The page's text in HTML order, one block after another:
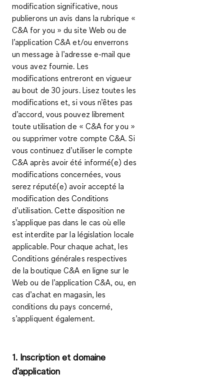
modification significative, nous
publierons un avis dans la rubrique «
C&A for you » du site Web ou de
l’application C&A et/ou enverrons
un message à l’adresse e-mail que
vous avez fournie. Les
modifications entreront en vigueur
au bout de 30 jours. Lisez toutes les
modifications et, si vous n’êtes pas
d’accord, vous pouvez librement
toute utilisation de « C&A for you »
ou supprimer votre compte C&A. Si
vous continuez d’utiliser le compte
C&A après avoir été informé(e) des
modifications concernées, vous
serez réputé(e) avoir accepté la
modification des Conditions
d’utilisation. Cette disposition ne
s’applique pas dans le cas où elle
est interdite par la législation locale
applicable. Pour chaque achat, les
Conditions générales respectives
de la boutique C&A en ligne sur le
Web ou de l’application C&A, ou, en
cas d’achat en magasin, les
conditions du pays concerné,
s’appliquent également.
1. Inscription et domaine
d’application